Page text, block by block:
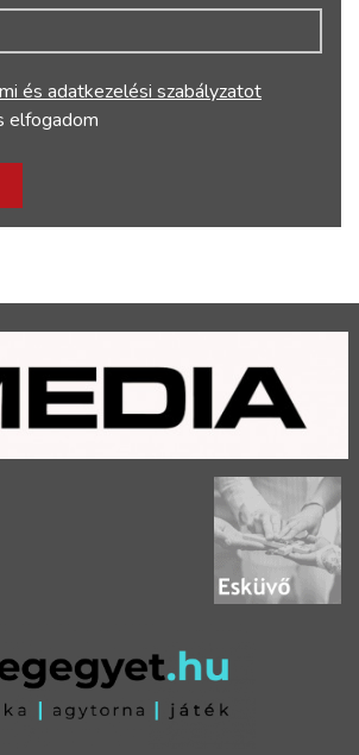
és adatkezelési szabályzatot
elfogadom